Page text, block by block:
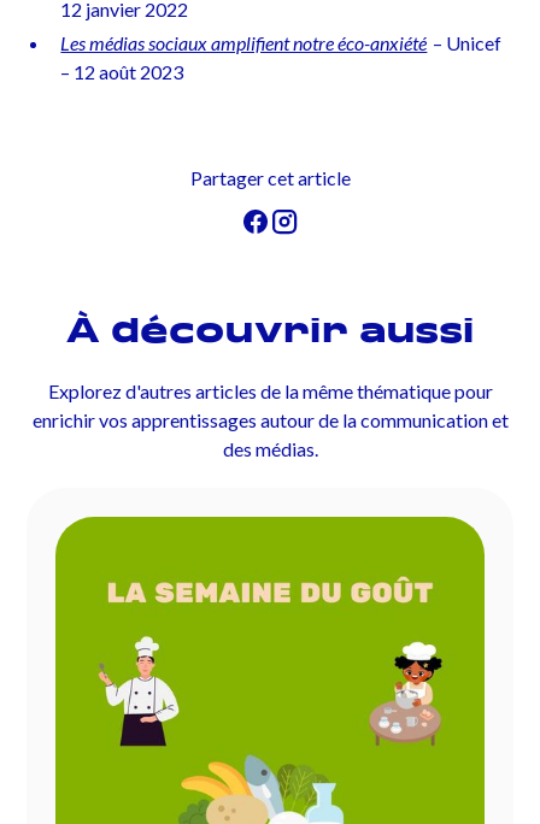
12 janvier 2022
Les médias sociaux amplifient notre éco-anxiété – Unicef
– 12 août 2023
Partager cet article
À découvrir aussi
Explorez d'autres articles de la même thématique pour
enrichir vos apprentissages autour de la communication et
des médias.